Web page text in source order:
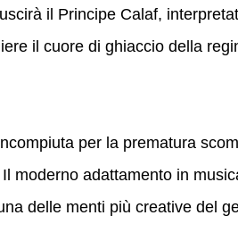
il Principe Calaf,
il cuore di ghiaccio della
per la prematura
moderno adattamento in
delle menti più creative del